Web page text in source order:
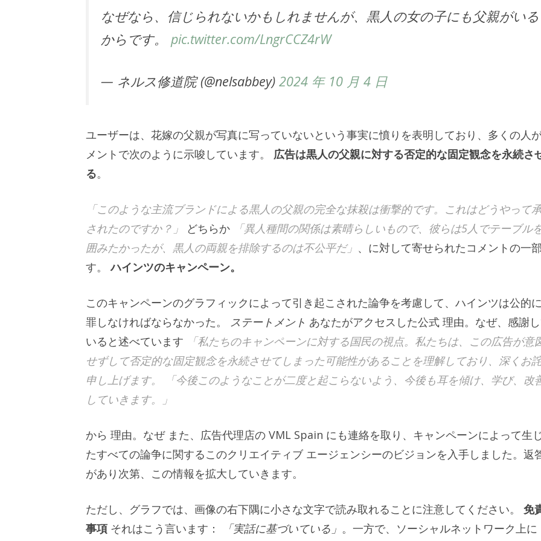
なぜなら、信じられないかもしれませんが、黒人の女の子にも父親がいる
からです。 pic.twitter.com/LngrCCZ4rW
— ネルス修道院 (@nelsabbey) 2024 年 10 月 4 日
ユーザーは、花嫁の父親が写真に写っていないという事実に憤りを表明しており、多くの人
メントで次のように示唆しています。 広告は黒人の父親に対する否定的な固定観念を永続さ
る。
「このような主流ブランドによる黒人の父親の完全な抹殺は衝撃的です。これはどうやって
されたのですか？」
どちらか
「異人種間の関係は素晴らしいもので、彼らは5人でテーブル
囲みたかったが、黒人の両親を排除するのは不公平だ」 、に対して寄せられたコメントの一
す。ハインツのキャンペーン。
このキャンペーンのグラフィックによって引き起こされた論争を考慮して、ハインツは公的
罪しなければならなかった。
ステートメント あなたがアクセスした公式 理由。 なぜ、感謝
いると述べています
「私たちのキャンペーンに対する国民の視点。私たちは、この広告が意
せずして否定的な固定観念を永続させてしまった可能性があることを理解しており、深くお
申し上げます。 「今後このようなことが二度と起こらないよう、今後も耳を傾け、学び、改
していきます。」
から 理由。 なぜまた、広告代理店の VML Spain にも連絡を取り、キャンペーンによって生
たすべての論争に関するこのクリエイティブ エージェンシーのビジョンを入手しました。返
があり次第、この情報を拡大していきます。
ただし、グラフでは、画像の右下隅に小さな文字で読み取れることに注意してください。 免
事項 それはこう言います： 「実話に基づいている」 。一方で、ソーシャルネットワーク上に